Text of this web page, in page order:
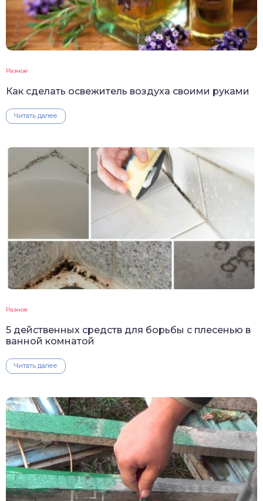
Разное
Как сделать освежитель воздуха своими руками
Читать далее
Разное
5 действенных средств для борьбы с плесенью в
ванной комнатой
Читать далее